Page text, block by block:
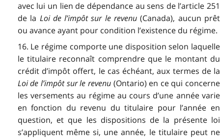
avec lui un lien de dépendance au sens de l’article 251
de la Loi de l’impôt sur le revenu (Canada), aucun prêt
ou avance ayant pour condition l’existence du régime.
16. Le régime comporte une disposition selon laquelle
le titulaire reconnaît comprendre que le montant du
crédit d’impôt offert, le cas échéant, aux termes de la
Loi de l’impôt sur le revenu(Ontario) en ce qui concerne
les versements au régime au cours d’une année varie
en fonction du revenu du titulaire pour l’année en
question, et que les dispositions de la présente loi
s’appliquent même si, une année, le titulaire peut ne